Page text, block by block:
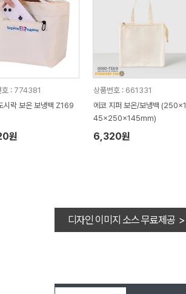
호 : 774381
시락 보온 보냉백 Z169
원
상품번호 : 661331
에코 지퍼 보온/보냉백 (250x1
45x250x145mm)
6,320원
디자인 이미지 소스 무료제공 >